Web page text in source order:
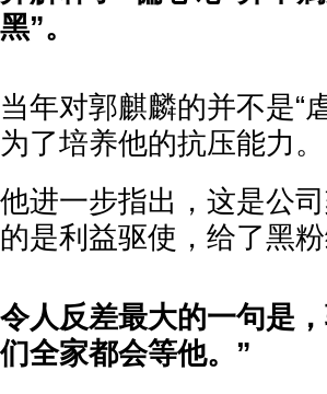
黑”。
当年对郭麒麟的并不是“
为了培养他的抗压能力。
他进一步指出，这是公
的是利益驱使，给了黑
令人反差最大的一句是
们全家都会等他。”